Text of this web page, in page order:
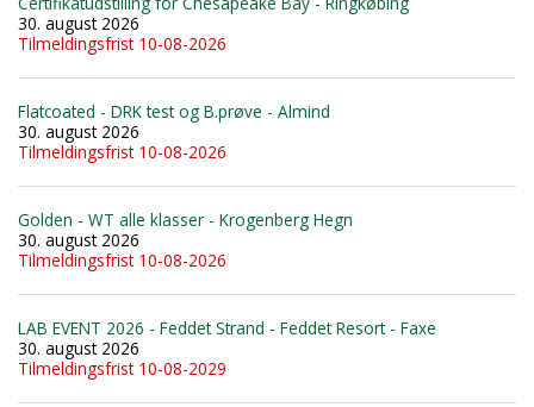
30. august 2026
Tilmeldingsfrist 10-08-2026
Flatcoated - DRK test og B.prøve - Almind
30. august 2026
Tilmeldingsfrist 10-08-2026
Golden - WT alle klasser - Krogenberg Hegn
30. august 2026
Tilmeldingsfrist 10-08-2026
LAB EVENT 2026 - Feddet Strand - Feddet Resort - Faxe
30. august 2026
Tilmeldingsfrist 10-08-2029